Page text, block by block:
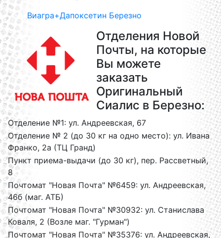
Виагра+Дапоксетин Березно
Отделения Новой
Почты, на которые
Вы можете
заказать
Оригинальный
Сиалис в Березно:
Отделение №1: ул. Андреевская, 67
Отделение № 2 (до 30 кг на одно место): ул. Ивана
Франко, 2а (ТЦ Гранд)
Пункт приема-выдачи (до 30 кг), пер. Рассветный,
8
Почтомат "Новая Почта" №6459: ул. Андреевская,
46б (маг. АТБ)
Почтомат "Новая Почта" №30932: ул. Станислава
Коваля, 2 (Возле маг. "Гурман")
Почтомат "Новая Почта" №35376: ул. Андреевская,